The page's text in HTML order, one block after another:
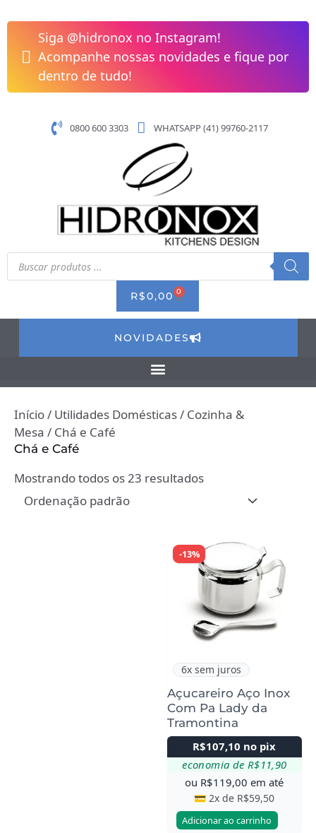
para
conteúdo
Siga @hidronox no Instagram!
Acompanhe nossas novidades e fique por
dentro de tudo!
0800 600 3303 WHATSAPP (41) 99760-2117
Pesquisar
produtos
R$0,00 0 CART
NOVIDADES
Início/ Utilidades Domésticas/ Cozinha &
Mesa / Chá e Café
Chá e Café
Mostrando todos os 23 resultados
-13%
6x sem juros
Açucareiro Aço Inox
Com Pa Lady da
Tramontina
R$107,10 no pix
economia de R$11,90
ou R$119,00 em até
💳 2x de R$59,50
Adicionar ao carrinho